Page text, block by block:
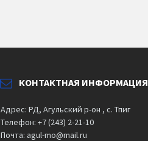
КОНТАКТНАЯ ИНФОРМАЦИЯ
Адрес: РД, Агульский р-он , с. Тпиг
Телефон: +7 (243) 2-21-10
Почта: agul-mo@mail.ru